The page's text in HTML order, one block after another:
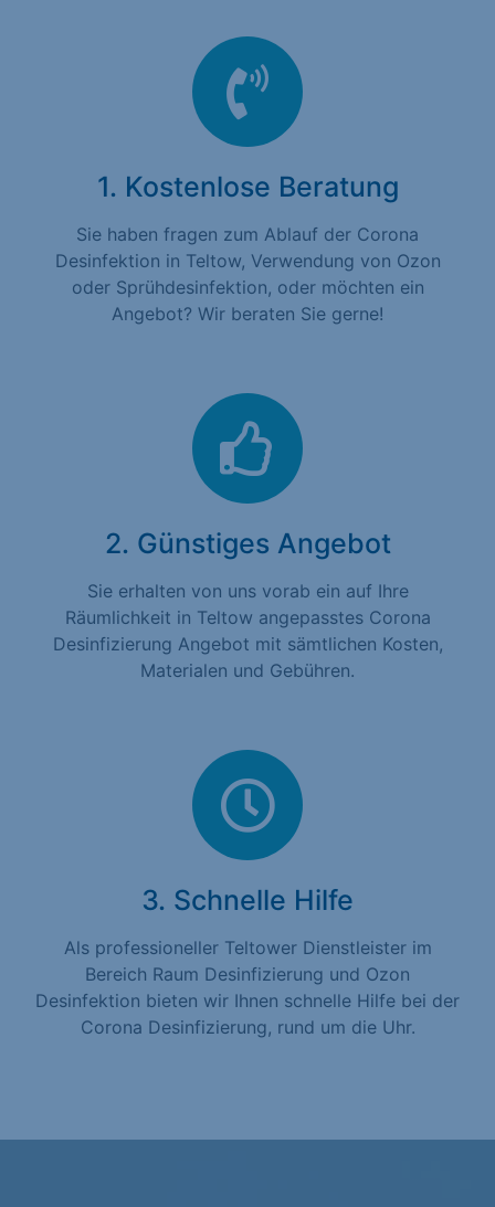
1. Kostenlose Beratung
Sie haben fragen zum Ablauf der Corona
Desinfektion in Teltow, Verwendung von Ozon
oder Sprühdesinfektion, oder möchten ein
Angebot? Wir beraten Sie gerne!
2. Günstiges Angebot
Sie erhalten von uns vorab ein auf Ihre
Räumlichkeit in Teltow angepasstes Corona
Desinfizierung Angebot mit sämtlichen Kosten,
Materialen und Gebühren.
3. Schnelle Hilfe
Als professioneller Teltower Dienstleister im
Bereich Raum Desinfizierung und Ozon
Desinfektion bieten wir Ihnen schnelle Hilfe bei der
Corona Desinfizierung, rund um die Uhr.